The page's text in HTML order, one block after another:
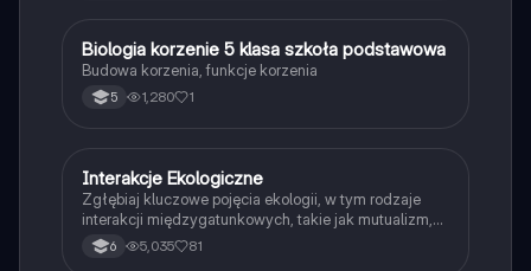
BBiologia
Biologia korzenie 5 klasa szkoła podstawowa
Budowa korzenia, funkcje korzenia
5 1,280 1
Biologia
Interakcje Ekologiczne
Zgłębiaj kluczowe pojęcia ekologii, w tym rodzaje
interakcji międzygatunkowych, takie jak mutualizm,
komensalizm, drapieżnictwo i pasożytnictwo.
Dowiedz się o strukturze populacji, ekosystemach
6 5,035 81